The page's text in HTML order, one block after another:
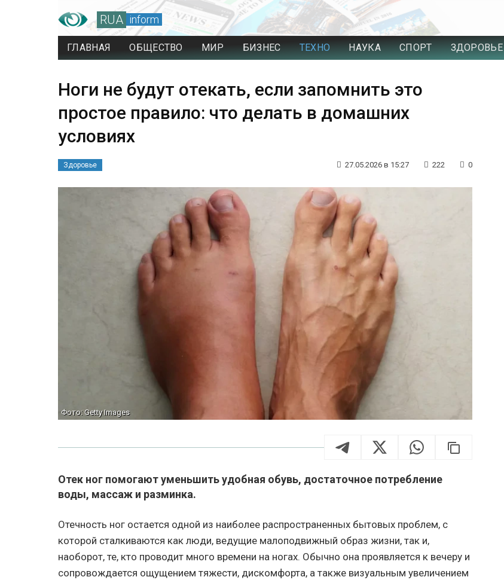
RUA inform
ГЛАВНАЯ ОБЩЕСТВО МИР БИЗНЕС ТЕХНО НАУКА СПОРТ ЗДОРОВЬЕ
Ноги не будут отекать, если запомнить это
простое правило: что делать в домашних
условиях
Здоровье 27.05.2026 в 15:27 222 0
Фото: Getty Images
Отек ног помогают уменьшить удобная обувь, достаточное потребление
воды, массаж и разминка.
Отечность ног остается одной из наиболее распространенных бытовых проблем, с
которой сталкиваются как люди, ведущие малоподвижный образ жизни, так и,
наоборот, те, кто проводит много времени на ногах. Обычно она проявляется к вечеру и
сопровождается ощущением тяжести, дискомфорта, а также визуальным увеличением